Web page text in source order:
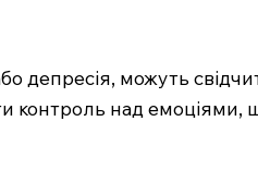
або депресія, можуть
контроль над